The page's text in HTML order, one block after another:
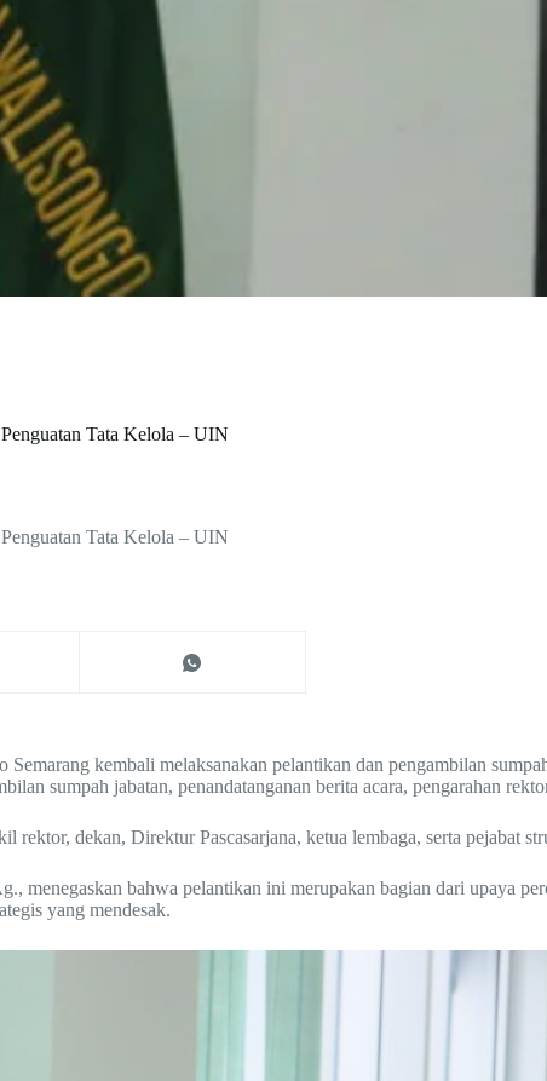
Tata Kelola – UIN
Tata Kelola – UIN
kembali melaksanakan pelantikan dan pengambilan
sumpah jabatan, penandatanganan berita acara, pengarahan
dekan, Direktur Pascasarjana, ketua lembaga, serta pejabat
bahwa pelantikan ini merupakan bagian dari upaya
yang mendesak.